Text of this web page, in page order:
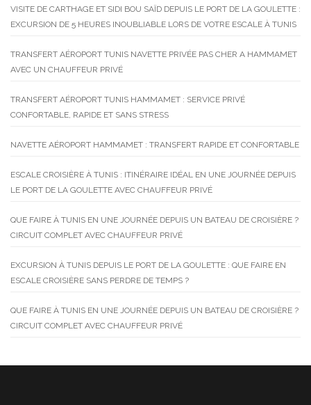
VISITE DE CARTHAGE ET SIDI BOU SAÏD DEPUIS LE PORT DE LA GOULETTE :
EXCURSION DE 5 HEURES INOUBLIABLE LORS DE VOTRE ESCALE À TUNIS
TRANSFERT AÉROPORT TUNIS NAVETTE PRIVÉE PAS CHER A HAMMAMET
AVEC UN CHAUFFEUR PRIVÉ
TRANSFERT AÉROPORT TUNIS HAMMAMET : SERVICE PRIVÉ
CONFORTABLE, RAPIDE ET SANS STRESS
NAVETTE AÉROPORT HAMMAMET : TRANSFERT RAPIDE ET CONFORTABLE
ESCALE CROISIÈRE À TUNIS : ITINÉRAIRE IDÉAL EN UNE JOURNÉE DEPUIS
LE PORT DE LA GOULETTE AVEC CHAUFFEUR PRIVÉ
QUE FAIRE À TUNIS EN UNE JOURNÉE DEPUIS UN BATEAU DE CROISIÈRE ?
CIRCUIT COMPLET AVEC CHAUFFEUR PRIVÉ
EXCURSION À TUNIS DEPUIS LE PORT DE LA GOULETTE : QUE FAIRE EN
ESCALE CROISIÈRE SANS PERDRE DE TEMPS ?
QUE FAIRE À TUNIS EN UNE JOURNÉE DEPUIS UN BATEAU DE CROISIÈRE ?
CIRCUIT COMPLET AVEC CHAUFFEUR PRIVÉ